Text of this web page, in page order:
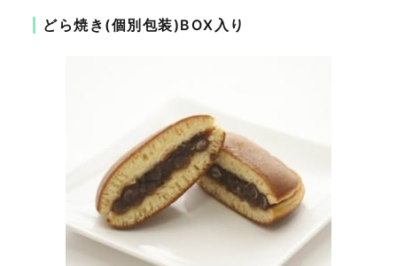
どら焼き(個別包装)BOX入り